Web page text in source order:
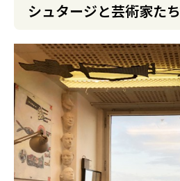
シュタージと芸術家たち